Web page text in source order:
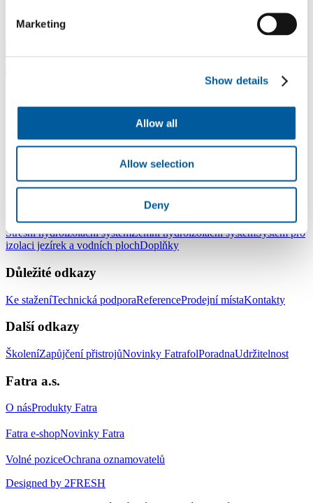
Marketing
Show details
Allow all
Allow selection
Deny
Filtry
Načítání dokumentů...
LinkedIn Facebook YouTube Instagram
Střešní hydroizolační systémZemní hydroizolační systémSystém pro
izolaci jezírek a vodních plochDoplňky
Důležité odkazy
Ke staženíTechnická podporaReferenceProdejní místaKontakty
Další odkazy
ŠkoleníZapůjčení přistrojůNovinky FatrafolPoradnaUdržitelnost
Fatra a.s.
O násProdukty Fatra
Fatra e-shopNovinky Fatra
Volné poziceOchrana oznamovatelů
Designed by 2FRESH